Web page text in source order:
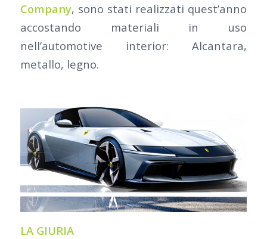
Company, sono stati realizzati quest’anno
accostando materiali in uso
nell’automotive interior: Alcantara,
metallo, legno.
LA GIURIA